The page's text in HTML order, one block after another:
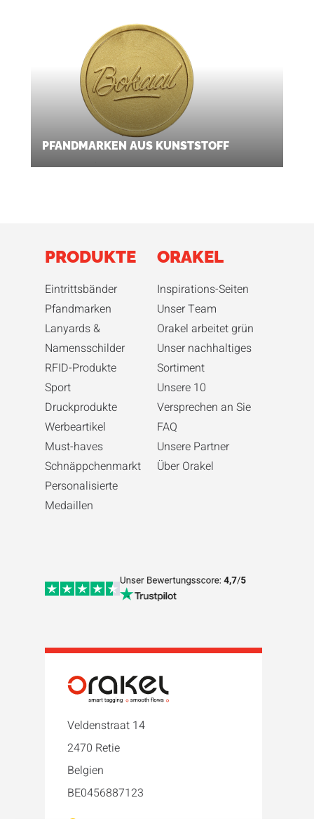
PFANDMARKEN AUS KUNSTSTOFF
PRODUKTE
Eintrittsbänder
Pfandmarken
Lanyards &
Namensschilder
RFID-Produkte
Sport
Druckprodukte
Werbeartikel
Must-haves
Schnäppchenmarkt
Personalisierte
Medaillen
ORAKEL
Inspirations-Seiten
Unser Team
Orakel arbeitet grün
Unser nachhaltiges
Sortiment
Unsere 10
Versprechen an Sie
FAQ
Unsere Partner
Über Orakel
Veldenstraat 14
2470 Retie
Belgien
BE0456887123